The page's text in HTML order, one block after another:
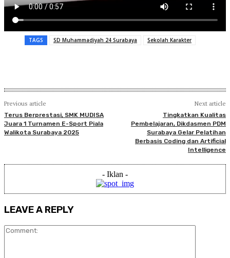
TAGS SD Muhammadiyah 24 Surabaya Sekolah Karakter
Previous article
Terus Berprestasi, SMK MUDISA
Juara 1 Turnamen E-Sport Piala
Walikota Surabaya 2025
Next article
Tingkatkan Kualitas
Pembelajaran, Dikdasmen PDM
Surabaya Gelar Pelatihan
Berbasis Coding dan Artificial
Intelligence
- Iklan -
LEAVE A REPLY